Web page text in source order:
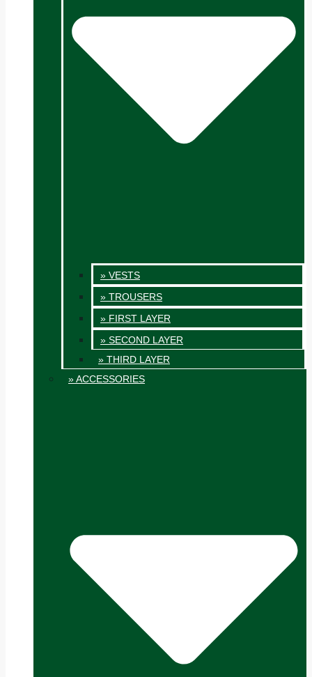
» VESTS
» TROUSERS
» FIRST LAYER
» SECOND LAYER
» THIRD LAYER
» ACCESSORIES